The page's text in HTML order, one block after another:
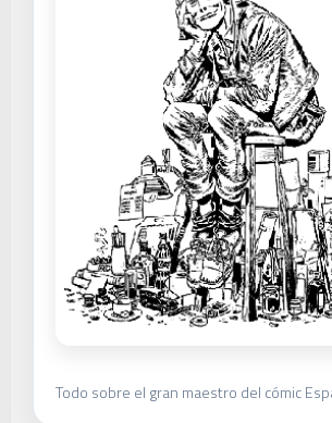
Todo sobre el gran maestro del cómic